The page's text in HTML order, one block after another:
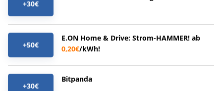
+30€
+50€
E.ON Home & Drive: Strom-HAMMER! ab
0,20€/kWh!
+30€
Bitpanda